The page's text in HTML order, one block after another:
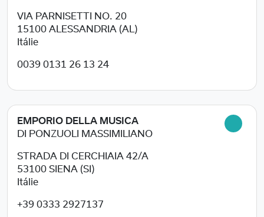
VIA PARNISETTI NO. 20
15100 ALESSANDRIA (AL)
Itálie
0039 0131 26 13 24
EMPORIO DELLA MUSICA
DI PONZUOLI MASSIMILIANO
STRADA DI CERCHIAIA 42/A
53100 SIENA (SI)
Itálie
+39 0333 2927137